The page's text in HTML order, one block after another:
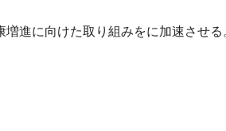
進に向けた取り組みをに加速させる